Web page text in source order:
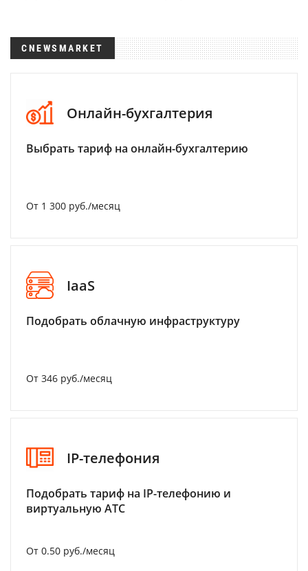
CNEWSMARKET
Онлайн-бухгалтерия
Выбрать тариф на онлайн-бухгалтерию
От 1 300 руб./месяц
IaaS
Подобрать облачную инфраструктуру
От 346 руб./месяц
IP-телефония
Подобрать тариф на IP-телефонию и
виртуальную АТС
От 0.50 руб./месяц